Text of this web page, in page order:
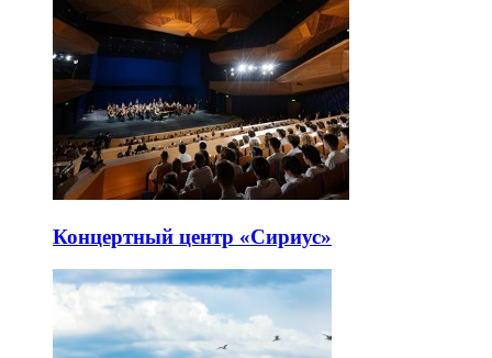
Концертный центр «Сириус»